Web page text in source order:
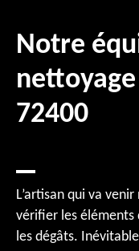
Notre
72400
L’artisan qui va
vérifier les
les dégâts.